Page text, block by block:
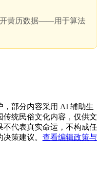
开黄历数据——用于算法
部分内容采用 AI 辅助生
传统民俗文化内容，仅供文
代表真实命运，不构成任
策建议。 查看编辑政策与